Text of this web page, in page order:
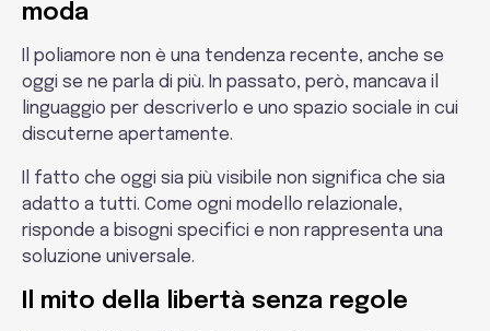
moda
Il poliamore non è una tendenza recente, anche se
oggi se ne parla di più. In passato, però, mancava il
linguaggio per descriverlo e uno spazio sociale in cui
discuterne apertamente.
Il fatto che oggi sia più visibile non significa che sia
adatto a tutti. Come ogni modello relazionale,
risponde a bisogni specifici e non rappresenta una
soluzione universale.
Il mito della libertà senza regole